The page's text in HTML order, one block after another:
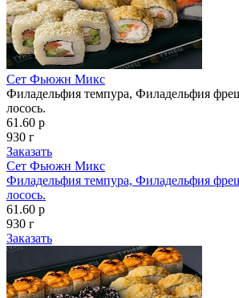
Сет Фьюжн Микс
Филадельфия темпура, Филадельфия
лосось.
61.60 р
930 г
Заказать
Сет Фьюжн Микс
Филадельфия темпура, Филадельфия
лосось.
61.60 р
930 г
Заказать